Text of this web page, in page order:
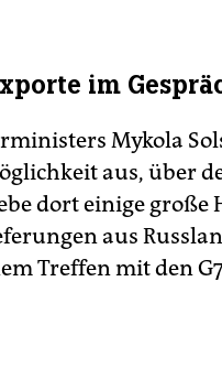
im
Mykola
aus, über
dort einige große
aus
Treffen mit den